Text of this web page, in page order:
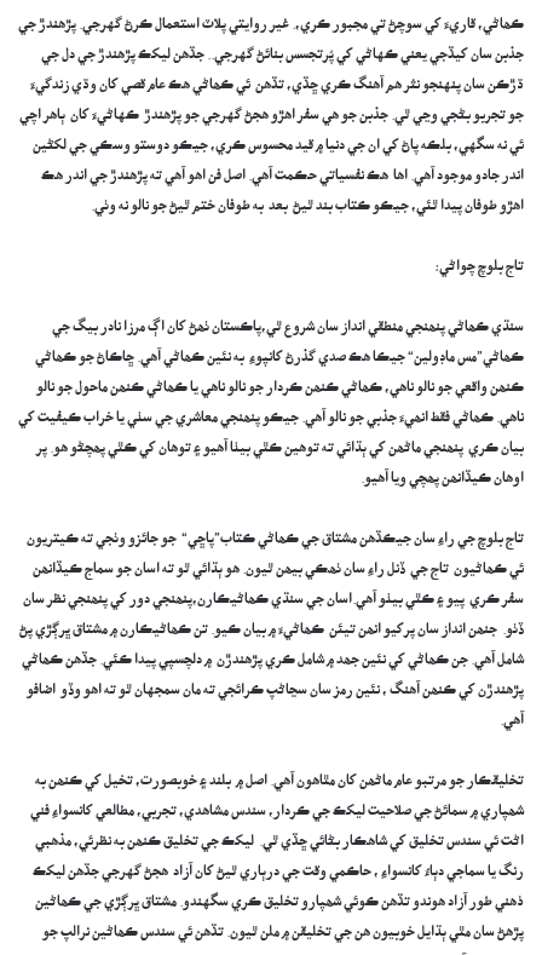
ڪھاڻي، قاريءَ کي سوچڻ تي مجبور ڪري،. غير روايتي پلاٽ استعمال ڪرڻ گهرجي. پڙهندڙ جي
جذبن سان کيڏجي يعني ڪهاڻي کي پُرتجسس بنائڻ گهرجي.. جڏهن ليکڪ پڙهندڙ جي دل جي
ڌڙڪن سان پنهنجو نثر هم آهنگ ڪري ڇڏي، تڏهن ئي ڪھاڻي هڪ عام قصي کان وڌي زندگيءَ
جو تجربو بڻجي وڃي ٿي. جذبن جو هي سفر اهڙو هجڻ گهرجي جو پڙهندڙ ڪهاڻيءَ کان ٻاهر اچي
ئي نه سگهي، بلڪه پاڻ کي ان جي دنيا ۾ قيد محسوس ڪري، جيڪو دوستو وسڪي جي لکڻين
اندر جادو موجود آهي. اها هڪ نفسياتي حڪمت آهي. اصل فن اهو آهي ته پڙهندڙ جي اندر هڪ
اهڙو طوفان پيدا ٿئي، جيڪو ڪتاب بند ٿيڻ بعد به طوفان ختم ٿيڻ جو نالو نه وٺي.
تاج بلوچ چواڻي:
سنڌي ڪھاڻي پنھنجي منطقي انداز سان شروع ٿي،پاڪستان ٺھڻ کان اڳ مرزا نادر بيگ جي
ڪھاڻي”مس ماڊولين“ جيڪا ھڪ صدي گذرڻ کانپوءِ به نئين ڪھاڻي آھي. ڇاڪاڻ جو ڪھاڻي
ڪنھن واقعي جو نالو ناھي، ڪھاڻي ڪنھن ڪردار جو نالو ناھي يا ڪھاڻي ڪنھن ماحول جو نالو
ناھي. ڪھاڻي فقط انھيءَ جذبي جو نالو آھي. جيڪو پنھنجي معاشري جي سٺي يا خراب ڪيفيت کي
بيان ڪري پنھنجي ماڻھن کي ٻڌائي ته توھين ڪٿي بيٺا آھيو ۽ توھان کي ڪٿي پھچڻو ھو. پر
اوھان ڪيڏانھن پھچي ويا آھيو.
تاج بلوچ جي راءِ سان جيڪڏھن مشتاق جي ڪھاڻي ڪتاب”پاڇي“ جو جائزو وٺجي ته ڪيتريون
ئي ڪھاڻيون تاج جي ڏنل راءِ سان ٺھڪي بيھن ٿيون. ھو ٻڌائي ٿو ته اسان جو سماج ڪيڏانھن
سفر ڪري پيو ۽ ڪٿي بيٺو آھي.اسان جي سنڌي ڪھاڻيڪارن،پنھنجي دور کي پنھنجي نظر سان
ڏٺو. جنھن انداز سان پرکيو انھن تيئن ڪھاڻيءَ ۾ بيان ڪيو. تن ڪھاڻيڪارن ۾ مشتاق ڀرڳڙي پڻ
شامل آھي. جن ڪھاڻي کي نئين جھد ۾ شامل ڪري پڙھندڙن ۾ دلچسپي پيدا ڪئي. جڏھن ڪھاڻي
پڙھندڙن کي ڪنھن آھنگ ، نئين رمز سان سڃاڻپ ڪرائجي ته مان سمجهان ٿو ته اھو وڏو اضافو
آھي.
تخليقڪار جو مرتبو عام ماڻھن کان مٿاھون آھي. اصل ۾ بلند ۽ خوبصورت، تخيل کي ڪنھن به
شھپاري ۾ سمائڻ جي صلاحيت ليکڪ جي ڪردار، سندس مشاھدي، تجربي، مطالعي کانسواءِ فني
اڻت ئي سندس تخليق کي شاھڪار بڻائي ڇڏي ٿي. ليکڪ جي تخليق ڪنھن به نظرئي، مذھبي
رنگ يا سماجي دٻاءُ کانسواءِ ، حاڪمي وقت جي درٻاري ٿيڻ کان آزاد ھجڻ گهرجي جڏھن ليکڪ
ذھني طور آزاد ھوندو تڏھن ڪوئي شھپارو تخليق ڪري سگهندو. مشتاق ڀرڳڙي جي ڪھاڻين
پڙھڻ سان مٿي ٻڌايل خوبيون ھن جي تخليقن ۾ ملن ٿيون. تڏھن ئي سندس ڪھاڻين نرالپ جو